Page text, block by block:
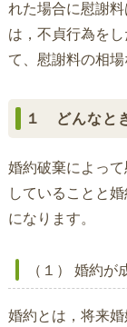
れた場合に慰謝
は，不貞行為を
て、慰謝料の相
１ どんなと
婚約破棄によっ
していることと
になります。
（１） 婚約が
婚約とは，将来